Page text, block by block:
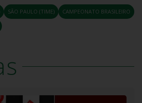
SÃO PAULO (TIME)
CAMPEONATO BRASILEIRO